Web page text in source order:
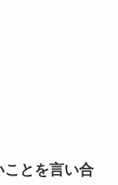
ことを言い合